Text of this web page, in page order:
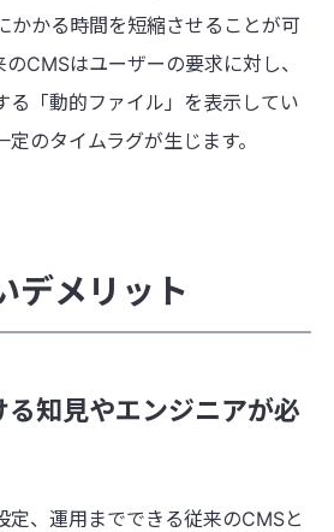
かかる時間を短縮させることが可
CMSはユーザーの要求に対し、
る「動的ファイル」を表示してい
のタイムラグが生じます。
デメリット
知見やエンジニアが必
定、運用までできる従来のCMSと